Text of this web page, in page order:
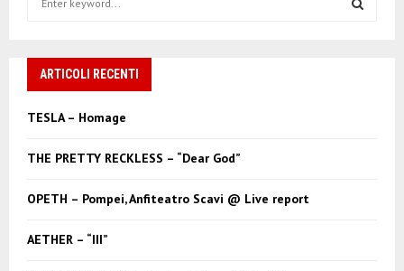
h
o
ARTICOLI RECENTI
TESLA – Homage
THE PRETTY RECKLESS – “Dear God”
OPETH – Pompei, Anfiteatro Scavi @ Live report
AETHER – “III”